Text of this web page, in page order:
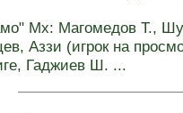
Мх: Магомедов Т.,
Аззи (игрок на
Гаджиев Ш. ...